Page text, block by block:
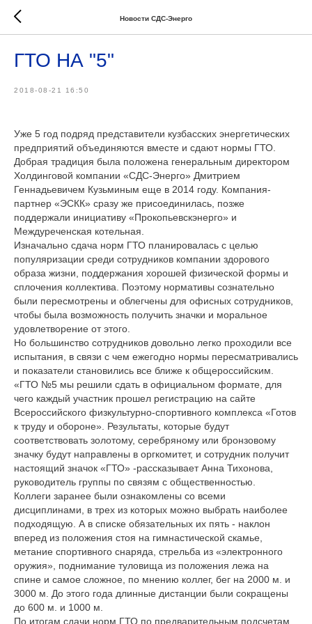
Новости СДС-Энерго
ГТО НА "5"
2018-08-21 16:50
Уже 5 год подряд представители кузбасских энергетических
предприятий объединяются вместе и сдают нормы ГТО.
Добрая традиция была положена генеральным директором
Холдинговой компании «СДС-Энерго» Дмитрием
Геннадьевичем Кузьминым еще в 2014 году. Компания-
партнер «ЭСКК» сразу же присоединилась, позже
поддержали инициативу «Прокопьевскэнерго» и
Междуреченская котельная.
Изначально сдача норм ГТО планировалась с целью
популяризации среди сотрудников компании здорового
образа жизни, поддержания хорошей физической формы и
сплочения коллектива. Поэтому нормативы сознательно
были пересмотрены и облегчены для офисных сотрудников,
чтобы была возможность получить значки и моральное
удовлетворение от этого.
Но большинство сотрудников довольно легко проходили все
испытания, в связи с чем ежегодно нормы пересматривались
и показатели становились все ближе к общероссийским.
«ГТО №5 мы решили сдать в официальном формате, для
чего каждый участник прошел регистрацию на сайте
Всероссийского физкультурно-спортивного комплекса «Готов
к труду и обороне». Результаты, которые будут
соответствовать золотому, серебряному или бронзовому
значку будут направлены в оргкомитет, и сотрудник получит
настоящий значок «ГТО» -рассказывает Анна Тихонова,
руководитель группы по связям с общественностью.
Коллеги заранее были ознакомлены со всеми
дисциплинами, в трех из которых можно выбрать наиболее
подходящую. А в списке обязательных их пять - наклон
вперед из положения стоя на гимнастической скамье,
метание спортивного снаряда, стрельба из «электронного
оружия», поднимание туловища из положения лежа на
спине и самое сложное, по мнению коллег, бег на 2000 м. и
3000 м. До этого года длинные дистанции были сокращены
до 600 м. и 1000 м.
По итогам сдачи норм ГТО по предварительным подсчетам